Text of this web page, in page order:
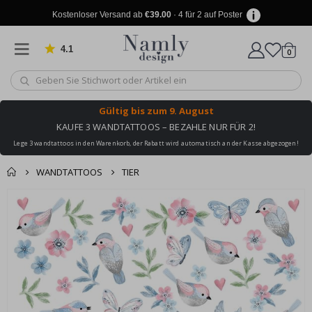
Kostenloser Versand ab €39.00· 4 für 2 auf Poster
4.1 von 1030 Bewertungen
Wagen
0
Gültig bis zum 9. August
KAUFE 3 WANDTATTOOS – BEZAHLE NUR FÜR 2!
Lege 3 wandtattoos in den Warenkorb, der Rabatt wird automatisch an der Kasse abgezogen!
WANDTATTOOS TIER
Produkt zum
Warenkorb
hinzugefügt ✔️
Kostenloser Versand
erreicht!
Wagen Kasse
Zum
Ende
der
Bildgalerie
springen